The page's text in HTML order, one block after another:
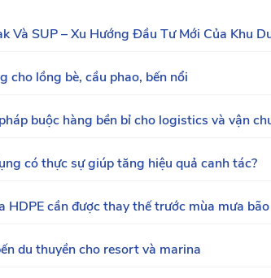
Và SUP – Xu Hướng Đầu Tư Mới Của Khu
cho lồng bè, cầu phao, bến nổi
buộc hàng bền bỉ cho logistics và vận
có thực sự giúp tăng hiệu quả canh tác?
HDPE cần được thay thế trước mùa mưa bão
du thuyền cho resort và marina